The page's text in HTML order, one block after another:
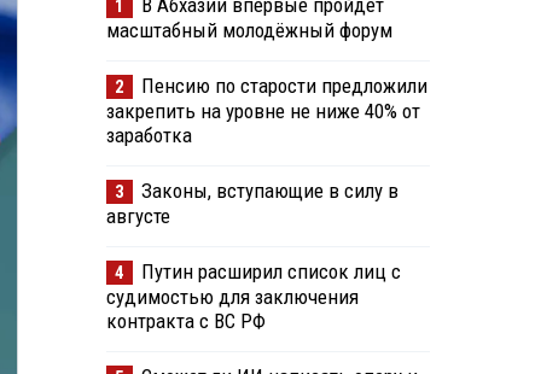
1
В Абхазии впервые пройдёт
масштабный молодёжный форум
2
Пенсию по старости предложили
закрепить на уровне не ниже 40% от
заработка
3
Законы, вступающие в силу в
августе
4
Путин расширил список лиц с
судимостью для заключения
контракта с ВС РФ